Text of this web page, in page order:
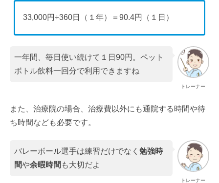
33,000円÷360日（１年）＝90.4円（１日）
トレーナー
一年間、毎日使い続けて１日90円。ペット
ボトル飲料一回分で利用できますね
また、治療院の場合、治療費以外にも通院する時間や待
ち時間なども必要です。
トレーナー
バレーボール選手は練習だけでなく 勉強時
間や余暇時間 も大切だよ